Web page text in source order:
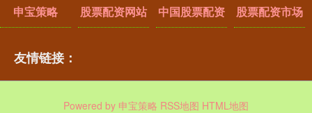
申宝策略 股票配资网站 中国股票配资 股票配资市场
友情链接：
Powered by 申宝策略 RSS地图 HTML地图